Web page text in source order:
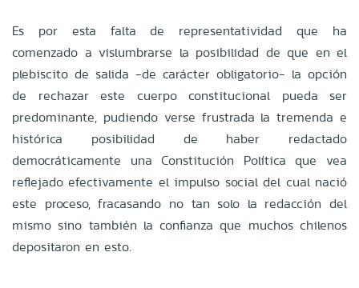
Es por esta falta de representatividad que ha
comenzado a vislumbrarse la posibilidad de que en el
plebiscito de salida -de carácter obligatorio- la opción
de rechazar este cuerpo constitucional pueda ser
predominante, pudiendo verse frustrada la tremenda e
histórica posibilidad de haber redactado
democráticamente una Constitución Política que vea
reflejado efectivamente el impulso social del cual nació
este proceso, fracasando no tan solo la redacción del
mismo sino también la confianza que muchos chilenos
depositaron en esto.